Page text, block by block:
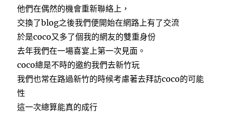
他們在偶然的機會重新聯絡上，
交換了blog之後我們便開始在網路上有了交流
於是coco又多了個我的網友的雙重身份
去年我們在一場喜宴上第一次見面。
coco總是不時的邀約我們去新竹玩
我們也常在路過新竹的時候考慮著去拜訪coco的可能
性
這一次總算能真的成行